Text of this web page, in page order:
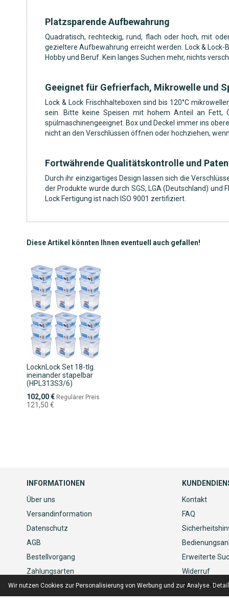
Platzsparende Aufbewahrung
Quadratisch, rechteckig, rund, flach oder hoch, mit
gezieltere Aufbewahrung erreicht werden. Lock &
Hobby und Beruf. Kein langes Suchen mehr, nichts
Geeignet für Gefrierfach, Mikrowelle und
Lock & Lock Frischhalteboxen sind bis 120°C
sein. Bitte keine Speisen mit hohem Anteil an Fett,
spülmaschinengeeignet. Box und Deckel immer ins
nicht an den Verschlüssen öffnen oder hochziehen,
Fortwährende Qualitätskontrolle und
Durch ihr einzigartiges Design lassen sich die
der Produkte wurde durch SGS, LGA (Deutschland)
Lock Fertigung ist nach ISO 9001 zertifiziert.
Diese Artikel könnten Ihnen eventuell auch gefallen!
LocknLock Set 18-tlg.
ineinander stapelbar
(HPL313S3/6)
Sonderpreis
102,00 € Regulärer Preis
121,50 €
INFORMATIONEN
Über uns
Versandinformation
Datenschutz
AGB
Bestellvorgang
Zahlungsarten
Kontakt
FAQ
Erweiterte
Widerruf
Wir nutzen Cookies zur Personalisierung von Werbung und zur Analyse.